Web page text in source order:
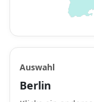
Auswahl
Berlin